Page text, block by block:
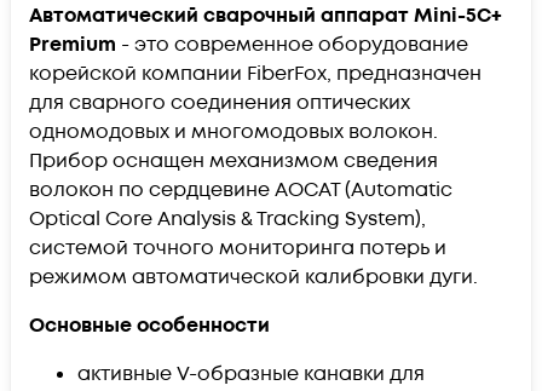
Автоматический сварочный аппарат Mini-5C+
Premium - это современное оборудование
корейской компании FiberFox, предназначен
для сварного соединения оптических
одномодовых и многомодовых волокон.
Прибор оснащен механизмом сведения
волокон по сердцевине AOCAT (Automatic
Optical Core Analysis & Tracking System),
системой точного мониторинга потерь и
режимом автоматической калибровки дуги.
Основные особенности
активные V-образные канавки для